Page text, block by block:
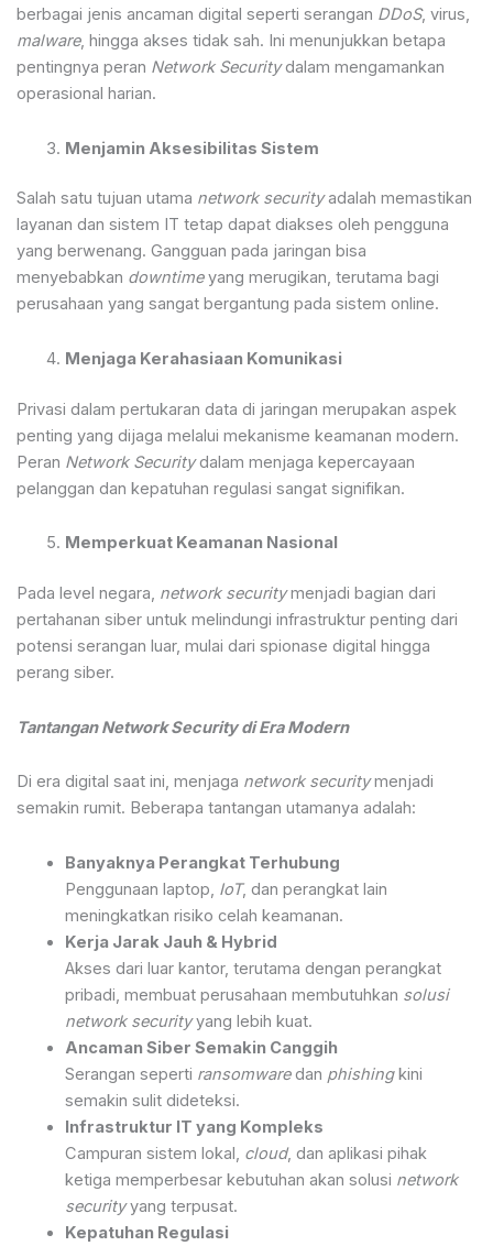
berbagai jenis ancaman digital seperti serangan DDoS, virus,
malware, hingga akses tidak sah. Ini menunjukkan betapa
pentingnya peran Network Securitydalam mengamankan
operasional harian.
Menjamin Aksesibilitas Sistem
Salah satu tujuan utama network securityadalah memastikan
layanan dan sistem IT tetap dapat diakses oleh pengguna
yang berwenang. Gangguan pada jaringan bisa
menyebabkan downtimeyang merugikan, terutama bagi
perusahaan yang sangat bergantung pada sistem online.
Menjaga Kerahasiaan Komunikasi
Privasi dalam pertukaran data di jaringan merupakan aspek
penting yang dijaga melalui mekanisme keamanan modern.
Peran Network Securitydalam menjaga kepercayaan
pelanggan dan kepatuhan regulasi sangat signifikan.
Memperkuat Keamanan Nasional
Pada level negara, network securitymenjadi bagian dari
pertahanan siber untuk melindungi infrastruktur penting dari
potensi serangan luar, mulai dari spionase digital hingga
perang siber.
Tantangan Network Security di Era Modern
Di era digital saat ini, menjaga network securitymenjadi
semakin rumit. Beberapa tantangan utamanya adalah:
Banyaknya Perangkat Terhubung
Penggunaan laptop, IoT, dan perangkat lain
meningkatkan risiko celah keamanan.
Kerja Jarak Jauh & Hybrid
Akses dari luar kantor, terutama dengan perangkat
pribadi, membuat perusahaan membutuhkan solusi
network securityyang lebih kuat.
Ancaman Siber Semakin Canggih
Serangan seperti ransomwaredan phishingkini
semakin sulit dideteksi.
Infrastruktur IT yang Kompleks
Campuran sistem lokal, cloud, dan aplikasi pihak
ketiga memperbesar kebutuhan akan solusi network
securityyang terpusat.
Kepatuhan Regulasi